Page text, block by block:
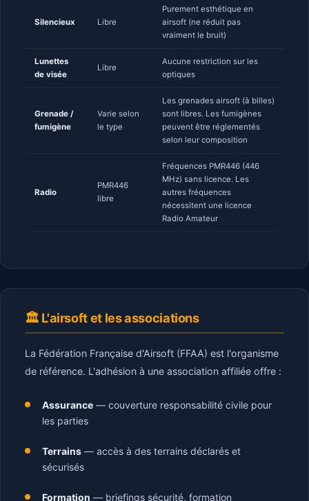
Silencieux Libre
Purement esthétique en
airsoft (ne réduit pas
vraiment le bruit)
Lunettes
de visée
Libre
Aucune restriction sur les
optiques
Grenade /
fumigène
Varie selon
le type
Les grenades airsoft (à billes)
sont libres. Les fumigènes
peuvent être réglementés
selon leur composition
Radio
PMR446
libre
Fréquences PMR446 (446
MHz) sans licence. Les
autres fréquences
nécessitent une licence
Radio Amateur
🏛️ L'airsoft et les associations
La Fédération Française d'Airsoft (FFAA) est l'organisme
de référence. L'adhésion à une association affiliée offre :
Assurance — couverture responsabilité civile pour
les parties
Terrains — accès à des terrains déclarés et
sécurisés
Formation — briefings sécurité, formation